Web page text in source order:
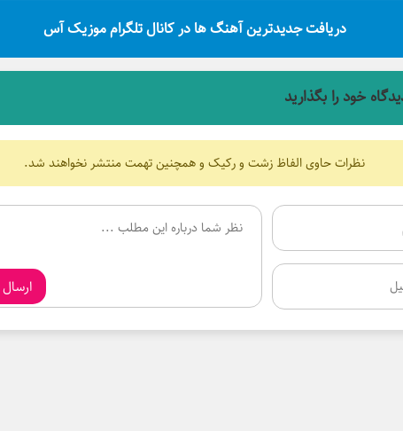
دریافت جدیدترین آهنگ ها در کانال تلگرام موزیک آس
خود را بگذارید
نظرات حاوی الفاظ زشت و رکیک و همچنین تهمت منتشر نخواهند شد.